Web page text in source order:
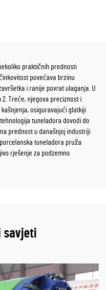
praktičnih prednosti
povećava brzinu
i ranije povrat ulaganja. U
2. Treće, njegova preciznost i
osiguravajući glatkiji
tuneladora dovodi do
prednost u današnjoj industriji
tuneladora pruža
rješenje za podzemno
savjeti